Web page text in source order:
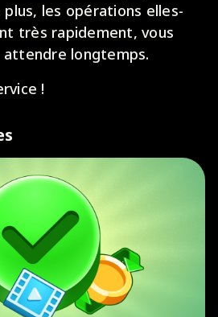
les opérations elles-
très rapidement, vous
attendre longtemps.
!